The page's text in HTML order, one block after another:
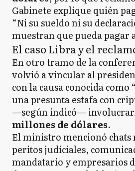
Gabinete explique quién
“Ni su sueldo ni su
muestran que pueda pagar
El caso Libra y el
En otro tramo de la
volvió a vincular al
con la causa conocida como
una presunta estafa con
—según indicó—
millones de dólares.
El ministro mencionó chats
peritos judiciales,
mandatario y empresarios